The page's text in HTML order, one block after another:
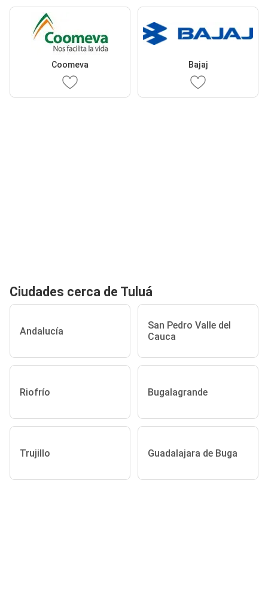
Coomeva Bajaj
Ciudades cerca de Tuluá
Andalucía
San Pedro Valle del
Cauca
Riofrío Bugalagrande
Trujillo Guadalajara de Buga